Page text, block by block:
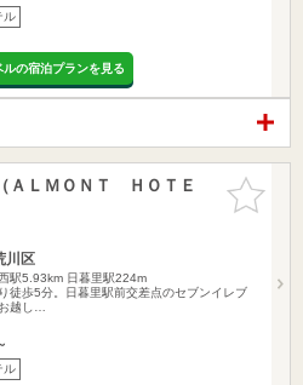
ル
ルの宿泊プランを見る
お気に入
りに追加
ＡＬＭＯＮＴ ＨＯＴＥ
川区
駅5.93km 日暮里駅224m
徒歩5分。日暮里駅前交差点のセブンイレブ
越し…
ル